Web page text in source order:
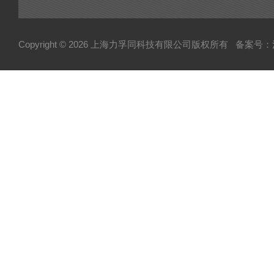
Copyright © 2026 上海力孚同科技有限公司版权所有 备案号：